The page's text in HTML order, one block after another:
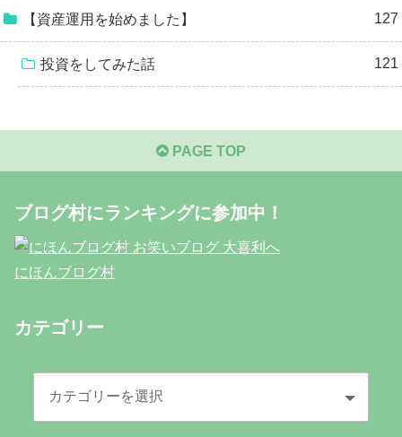
【資産運用を始めました】 127
投資をしてみた話 121
PAGE TOP
ブログ村にランキングに参加中！
にほんブログ村
カテゴリー